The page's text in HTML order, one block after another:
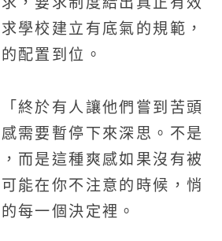
學校建立有底氣的規範，
配置到位。
終於有人讓他們嘗到苦頭
需要暫停下來深思。不是
而是這種爽感如果沒有被
能在你不注意的時候，悄
每一個決定裡。